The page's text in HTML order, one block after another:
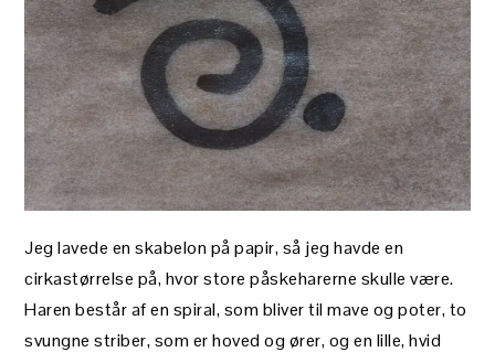
Jeg lavede en skabelon på papir, så jeg havde en
cirkastørrelse på, hvor store påskeharerne skulle være.
Haren består af en spiral, som bliver til mave og poter, to
svungne striber, som er hoved og ører, og en lille, hvid